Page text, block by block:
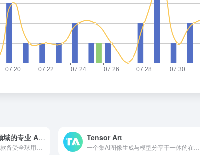
Stitch — AI设计工具领域的专业 AI 工具 Tensor Art